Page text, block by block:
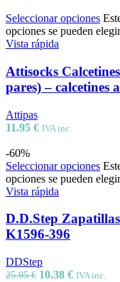
Seleccionar opciones
opciones se pueden
Vista rápida
Attisocks
pares) – calcetines
Attipas
11.95 € IVA inc.
-60%
Seleccionar opciones
opciones se pueden
Vista rápida
D.D.Step
K1596-396
DDStep
25.95€ 10.38 € IVA inc.